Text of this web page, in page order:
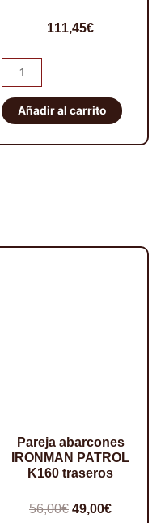
111,45€
Muelle
Delantero
Carga
Media
King
Añadir al carrito
Pareja abarcones
IRONMAN PATROL
K160 traseros
56,00€ El
49,00€El